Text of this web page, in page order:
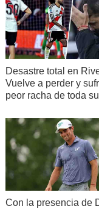
Desastre total en
Vuelve a perder y
peor racha de toda
Con la presencia de